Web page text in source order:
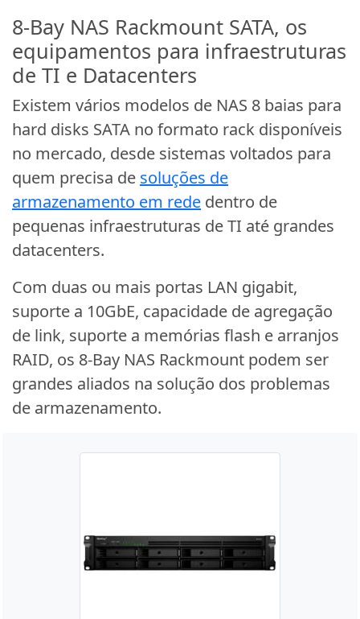
8-Bay NAS Rackmount SATA, os
equipamentos para infraestruturas
de TI e Datacenters
Existem vários modelos de NAS 8 baias para
hard disks SATA no formato rack disponíveis
no mercado, desde sistemas voltados para
quem precisa de soluções de
armazenamento em rede dentro de
pequenas infraestruturas de TI até grandes
datacenters.
Com duas ou mais portas LAN gigabit,
suporte a 10GbE, capacidade de agregação
de link, suporte a memórias flash e arranjos
RAID, os 8-Bay NAS Rackmount podem ser
grandes aliados na solução dos problemas
de armazenamento.